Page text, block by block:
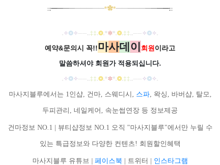
::━━━━━━━━━*✿*━━━━━━━━━::
. ✧❂✧──..‡‡.❂.*✲*.❂.‡‡..── ✧❂✧.
예약&문의시 꼭!!마사데 이 회원이라고
말씀하셔야 회원가 적용되십니다.
. ✧❂✧──..‡‡.❂.*✲*.❂.‡‡..── ✧❂✧.
마사지블루에서는 1인샵, 건마, 스웨디시, 스파, 왁싱, 바버샵, 탈모,
두피관리, 네일케어, 속눈썹연장 등 정보제공
건마정보 NO.1 | 뷰티샵정보 NO.1 오직 "마사지블루"에서만 누릴 수
있는 특급정보와 다양한 컨텐츠! 회원할인혜택
마사지블루 유튜브 | 페이스북 | 트위터 | 인스타그램